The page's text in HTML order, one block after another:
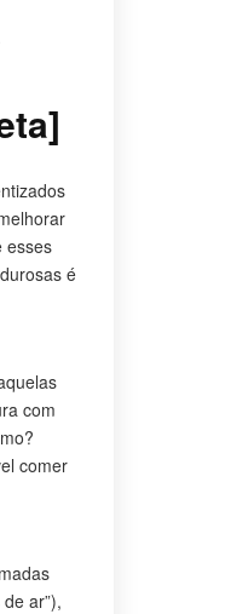
esses
é
com
comer
ar”),